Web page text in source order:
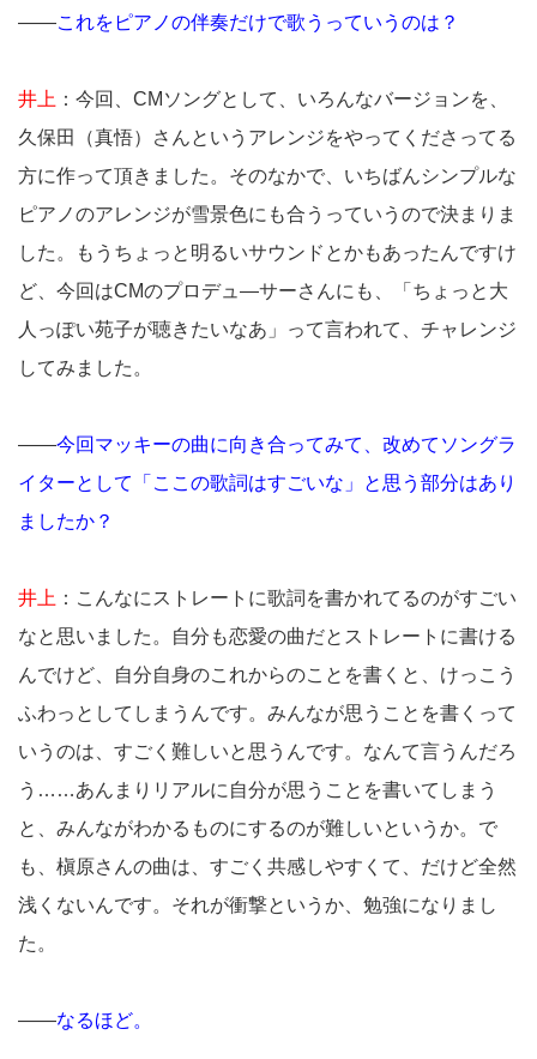
――これをピアノの伴奏だけで歌うっていうのは？
井上 ：今回、CMソングとして、いろんなバージョンを、
久保田（真悟）さんというアレンジをやってくださってる
方に作って頂きました。そのなかで、いちばんシンプルな
ピアノのアレンジが雪景色にも合うっていうので決まりま
した。もうちょっと明るいサウンドとかもあったんですけ
ど、今回はCMのプロデュ―サーさんにも、「ちょっと大
人っぽい苑子が聴きたいなあ」って言われて、チャレンジ
してみました。
――今回マッキーの曲に向き合ってみて、改めてソングラ
イターとして「ここの歌詞はすごいな」と思う部分はあり
ましたか？
井上 ：こんなにストレートに歌詞を書かれてるのがすごい
なと思いました。自分も恋愛の曲だとストレートに書ける
んでけど、自分自身のこれからのことを書くと、けっこう
ふわっとしてしまうんです。みんなが思うことを書くって
いうのは、すごく難しいと思うんです。なんて言うんだろ
う……あんまりリアルに自分が思うことを書いてしまう
と、みんながわかるものにするのが難しいというか。で
も、槇原さんの曲は、すごく共感しやすくて、だけど全然
浅くないんです。それが衝撃というか、勉強になりまし
た。
――なるほど。